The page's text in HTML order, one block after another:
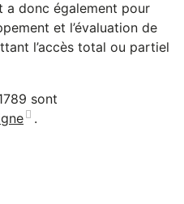
a donc également pour
et l’évaluation de
l’accès total ou partiel
sont
.